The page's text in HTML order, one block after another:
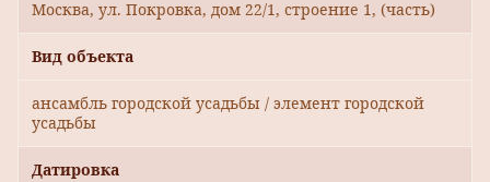
Москва, ул. Покровка, дом 22/1, строение 1, (часть)
Вид объекта
ансамбль городской усадьбы / элемент городской
усадьбы
Датировка